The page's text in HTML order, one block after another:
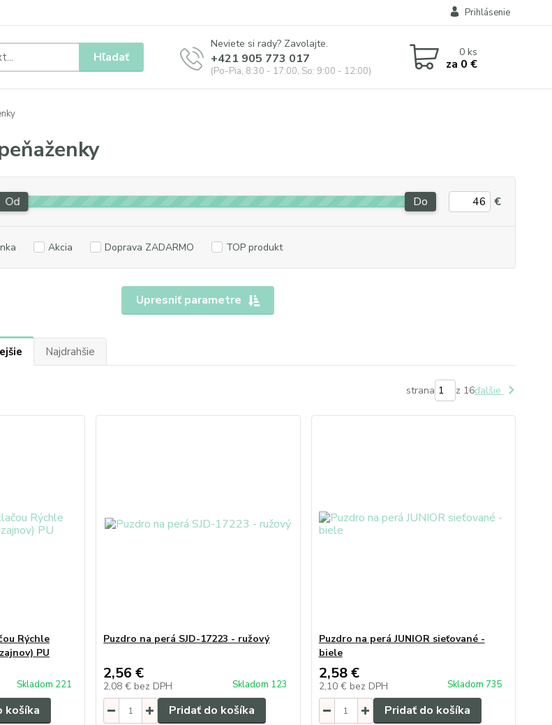
Prihlásenie
Hľadať
Neviete si rady? Zavolajte.
+421 905 773 017
(Po-Pia, 8:30 - 17:00, So: 9:00 - 12:00)
0ks
za 0 €
Upresniť parametre
Od Do €
Akcia Doprava ZADARMO TOP produkt
Najdrahšie
strana z 16ďalšie
Rýchle
PU
Skladom 221
košíka
Puzdro na perá SJD-17223 - ružový
2,56 €
2,08 € bez DPH Skladom 123
Pridať do košíka
Puzdro na perá JUNIOR sieťované -
biele
2,58 €
2,10 € bez DPH Skladom 735
Pridať do košíka